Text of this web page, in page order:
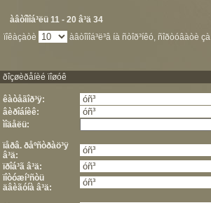
àâòîìîá³ëü 11 - 20 â³ä 34
ïîêàçàòè
àâòîìîá³ë³â íà ñòîð³íêó, ñîðòóâàòè çà
ðîçøèðåíèé ïîøóê
êàòåãîð³ÿ:
âèðîáíèê:
ìîäåëü:
ïåðâ. ðåºñòðàö³ÿ
â³ä:
ïðîá³ã â³ä:
ïîòóæí³ñòü
äâèãóíà â³ä: